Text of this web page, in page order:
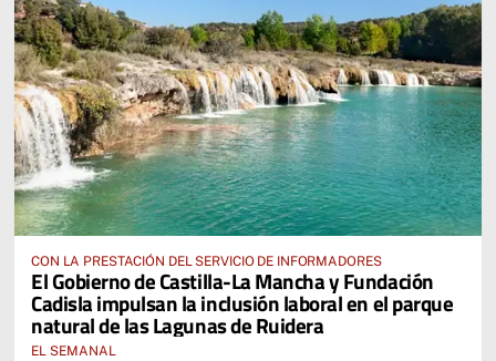
CON LA PRESTACIÓN DEL SERVICIO DE INFORMADORES
El Gobierno de Castilla-La Mancha y Fundación
Cadisla impulsan la inclusión laboral en el parque
natural de las Lagunas de Ruidera
EL SEMANAL